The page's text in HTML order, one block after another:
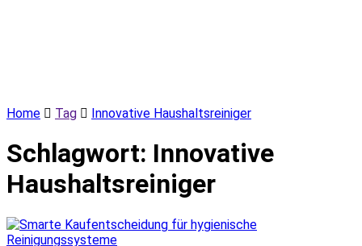
Home Tag Innovative Haushaltsreiniger
Schlagwort: Innovative
Haushaltsreiniger